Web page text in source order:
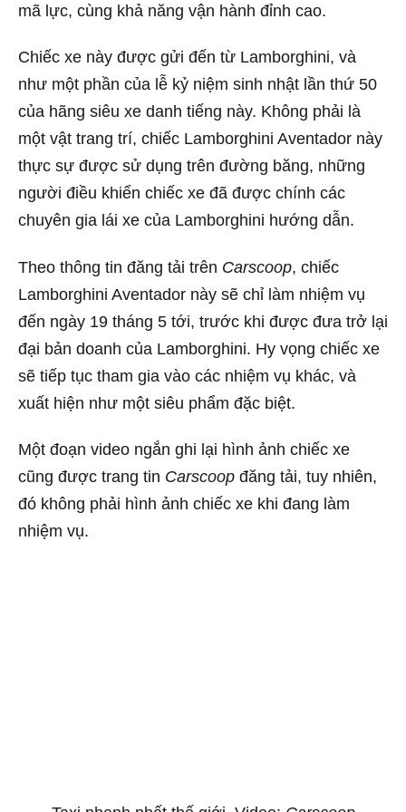
mã lực, cùng khả năng vận hành đỉnh cao.
Chiếc xe này được gửi đến từ Lamborghini, và
như một phần của lễ kỷ niệm sinh nhật lần thứ 50
của hãng siêu xe danh tiếng này. Không phải là
một vật trang trí, chiếc Lamborghini Aventador này
thực sự được sử dụng trên đường băng, những
người điều khiển chiếc xe đã được chính các
chuyên gia lái xe của Lamborghini hướng dẫn.
Theo thông tin đăng tải trên Carscoop, chiếc
Lamborghini Aventador này sẽ chỉ làm nhiệm vụ
đến ngày 19 tháng 5 tới, trước khi được đưa trở lại
đại bản doanh của Lamborghini. Hy vọng chiếc xe
sẽ tiếp tục tham gia vào các nhiệm vụ khác, và
xuất hiện như một siêu phẩm đặc biệt.
Một đoạn video ngắn ghi lại hình ảnh chiếc xe
cũng được trang tin Carscoop đăng tải, tuy nhiên,
đó không phải hình ảnh chiếc xe khi đang làm
nhiệm vụ.